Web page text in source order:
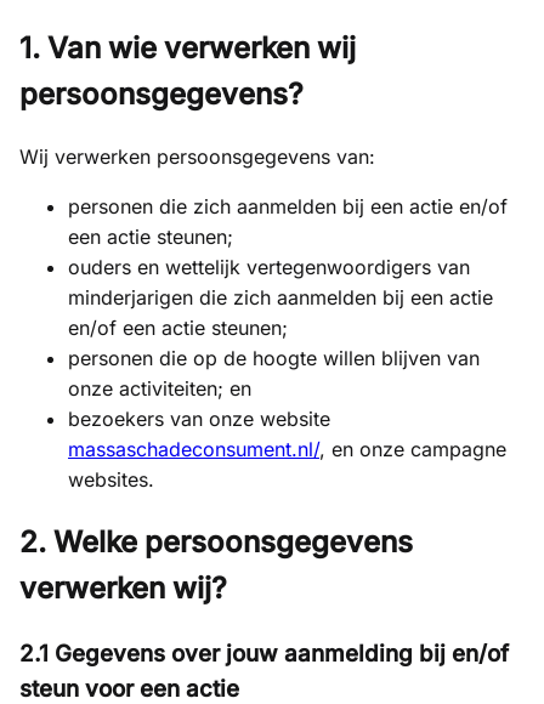
1. Van wie verwerken wij
persoonsgegevens?
Wij verwerken persoonsgegevens van:
personen die zich aanmelden bij een actie en/of
een actie steunen;
ouders en wettelijk vertegenwoordigers van
minderjarigen die zich aanmelden bij een actie
en/of een actie steunen;
personen die op de hoogte willen blijven van
onze activiteiten; en
bezoekers van onze website
massaschadeconsument.nl/, en onze campagne
websites.
2. Welke persoonsgegevens
verwerken wij?
2.1 Gegevens over jouw aanmelding bij en/of
steun voor een actie